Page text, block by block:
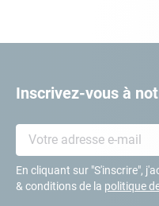
Inscrivez-vous à
En cliquant sur "S'inscrire",
& conditions de la politique